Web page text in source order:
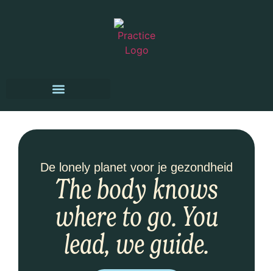
De lonely planet voor je gezondheid
The body knows
where to go. You
lead, we guide.